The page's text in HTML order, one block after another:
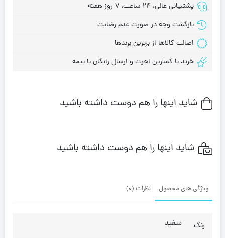
پشتیبانی عالی، 24 ساعت، 7 روز هفته
بازگشت وجه در صورت عدم رضایت
اصالت کالاها از برترین برندها
خرید با کمترین اجرت و ارسال رایگان با بیمه
شاید اینها را هم دوست داشته باشید
شاید اینها را هم دوست داشته باشید
ویژگی های محصول نظرات (0)
رنگ سفید